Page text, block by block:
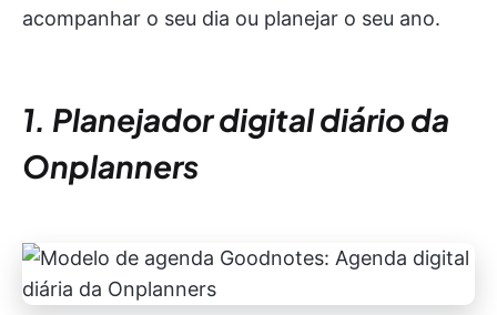
acompanhar o seu dia ou planejar o seu ano.
1. Planejador digital diário da
Onplanners